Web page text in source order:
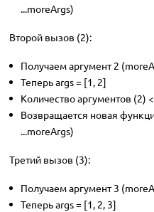
...moreArgs)
Второй вызов (2):
Получаем аргумент 2
Теперь args = [1, 2]
Количество аргументов (2)
Возвращается новая
...moreArgs)
Третий вызов (3):
Получаем аргумент 3
Теперь args = [1, 2, 3]